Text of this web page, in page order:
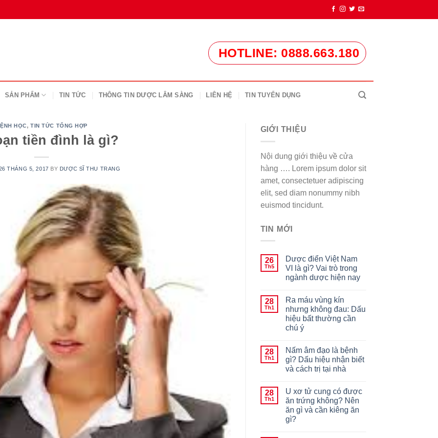
HOTLINE: 0888.663.180
SẢN PHẨM TIN TỨC THÔNG TIN DƯỢC LÂM SÀNG LIÊN HỆ TIN TUYỂN DỤNG
HỌC,TIN TỨC TỔNG HỢP
tiền đình là gì?
THÁNG 5, 2017 BY DƯỢC SĨ THU TRANG
GIỚI THIỆU
Nội dung giới thiệu về cửa
hàng …. Lorem ipsum dolor sit
amet, consectetuer adipiscing
elit, sed diam nonummy nibh
euismod tincidunt.
TIN MỚI
26
Th5
Dược điển Việt Nam
VI là gì? Vai trò trong
ngành dược hiện nay
28
Th1
Ra máu vùng kín
nhưng không đau: Dấu
hiệu bất thường cần
chú ý
28
Th1
Nấm âm đạo là bệnh
gì? Dấu hiệu nhận biết
và cách trị tại nhà
28
Th1
U xơ tử cung có được
ăn trứng không? Nên
ăn gì và cần kiêng ăn
gì?